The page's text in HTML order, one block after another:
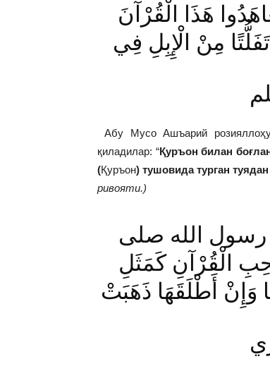
هَذَا الْقُرْآنَ
مِنْ الْإِبِلِ فِي
Абу Мусо Ашъарий
қиладилар: “Қуръон билан
(Қуръон) тушовида турган
ривояти.)
الْقُرْآنِ كَمَثَلِ
وَإِنْ أَطْلَقَهَا ذَهَبَتْ